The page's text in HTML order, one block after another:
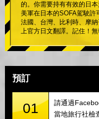
的。你需要持有有效的日
美軍在日本的SOFA駕駛許
法國、台灣、比利時、摩
上官方日文翻譯。記住！
預訂
01
請通過
當地旅行社檢